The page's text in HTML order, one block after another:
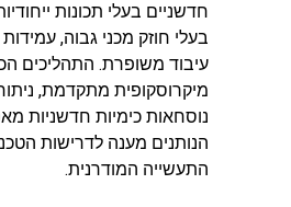
חדשניים בעלי תכונות
בעלי חוזק מכני גבוה,
עיבוד משופרת. התהליכים
מיקרוסקופית מתקדמת,
נוסחאות כימיות חדשניות
הנותנים מענה לדרישות
התעשייה המודרנית.